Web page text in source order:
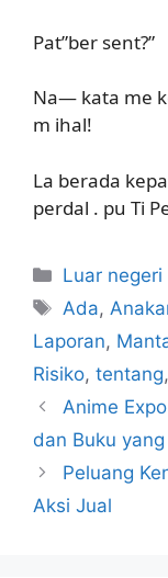
Pat”ber sent?”
Na— kata me
m ihal!
La berada
perdal . pu Ti
Kategori
Luar negeri
Tag
Ada,
Laporan,
Risiko, tentang,
Anime
dan Buku
Peluang
Aksi Jual